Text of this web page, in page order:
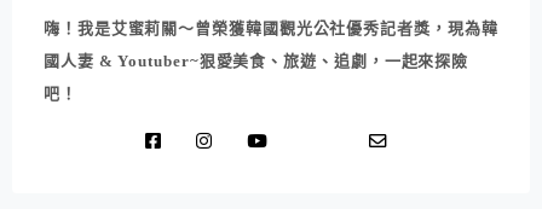
嗨！我是艾蜜莉關～曾榮獲韓國觀光公社優秀記者獎，現為韓
國人妻 & Youtuber~狠愛美食、旅遊、追劇，一起來探險
吧！